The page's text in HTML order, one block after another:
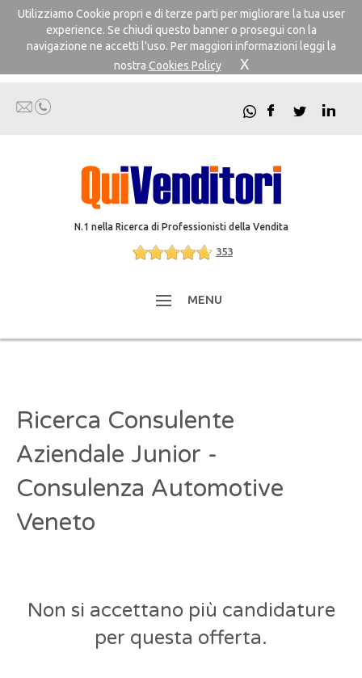
Utilizziamo Cookie propri e di terze parti per migliorare la tua user
experience. Se chiudi questo banner o prosegui con la
navigazione ne accetti l'uso. Per maggiori informazioni leggi la
nostra Cookies Policy X
N.1 nella Ricerca di Professionisti della Vendita
353
MENU
Ricerca Consulente
Aziendale Junior -
Consulenza Automotive
Veneto
Non si accettano più candidature
per questa offerta.